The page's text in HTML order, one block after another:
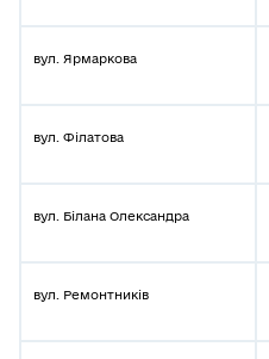
вул. Ярмаркова
вул. Філатова
вул. Білана Олександра
вул. Ремонтників